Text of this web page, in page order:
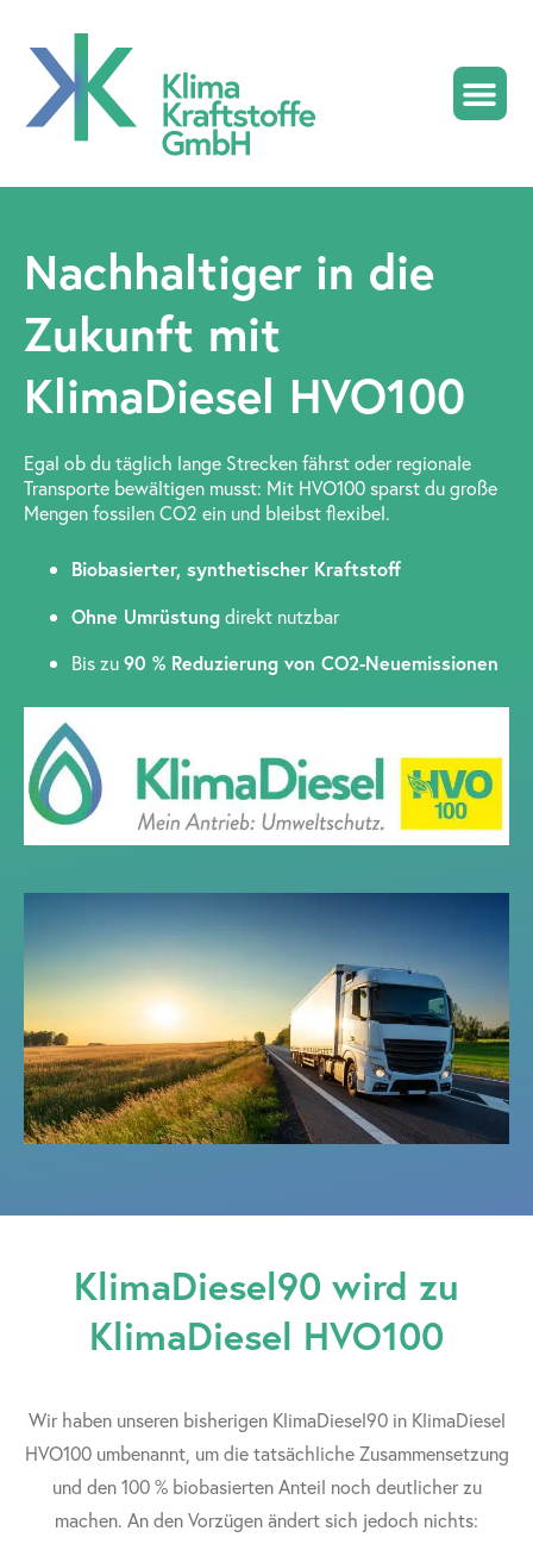
Nachhaltiger in die
Zukunft mit
KlimaDiesel HVO100
Egal ob du täglich lange Strecken fährst oder regionale
Transporte bewältigen musst: Mit HVO100 sparst du große
Mengen fossilen CO2 ein und bleibst flexibel.
Biobasierter, synthetischer Kraftstoff
Ohne Umrüstungdirekt nutzbar
Bis zu90 % Reduzierung von CO2-Neuemissionen
KlimaDiesel90 wird zu
KlimaDiesel HVO100
Wir haben unseren bisherigen KlimaDiesel90 in KlimaDiesel
HVO100 umbenannt, um die tatsächliche Zusammensetzung
und den 100 % biobasierten Anteil noch deutlicher zu
machen. An den Vorzügen ändert sich jedoch nichts: